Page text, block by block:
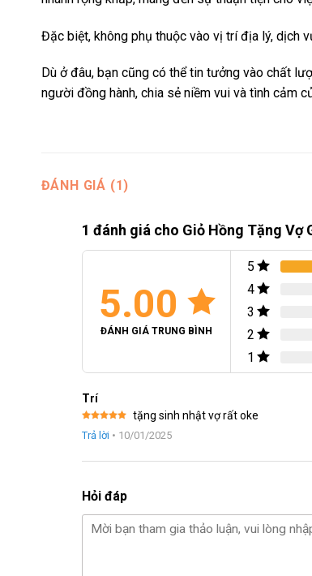
Đặc biệt, không phụ thuộc vào vị trí địa lý, dịch
Dù ở đâu, bạn cũng có thể tin tưởng vào chất
người đồng hành, chia sẻ niềm vui và tình cảm
ĐÁNH GIÁ (1)
1 đánh giá cho Giỏ Hồng Tặng Vợ
5.00
ĐÁNH GIÁ TRUNG BÌNH
5
4
3
2
1
Trí
Được xếp
hạng5 5
tặng sinh nhật vợ rất oke
Trả lời • 10/01/2025
Hỏi đáp